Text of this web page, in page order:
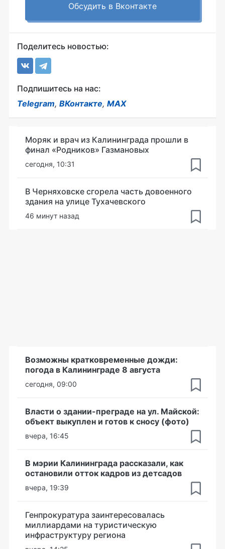
Обсудить в Вконтакте
Поделитесь новостью:
Подпишитесь на нас:
Telegram, ВКонтакте, MAX
Моряк и врач из Калининграда прошли в
финал «Родников» Газмановых
сегодня, 10:31
В Черняховске сгорела часть довоенного
здания на улице Тухачевского
46 минут назад
Возможны кратковременные дожди:
погода в Калининграде 8 августа
сегодня, 09:00
Власти о здании-преграде на ул. Майской:
объект выкуплен и готов к сносу (фото)
вчера, 16:45
В мэрии Калининграда рассказали, как
остановили отток кадров из детсадов
вчера, 19:39
Генпрокуратура заинтересовалась
миллиардами на туристическую
инфраструктуру региона